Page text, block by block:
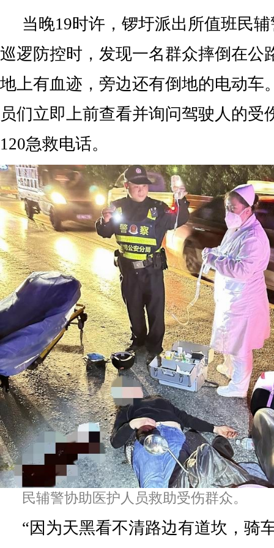
当晚19时许，锣圩派出所值班民
巡逻防控时，发现一名群众摔倒在公
地上有血迹，旁边还有倒地的电动车
员们立即上前查看并询问驾驶人的受
120急救电话。
民辅警协助医护人员救助受伤群众。
“因为天黑看不清路边有道坎，骑